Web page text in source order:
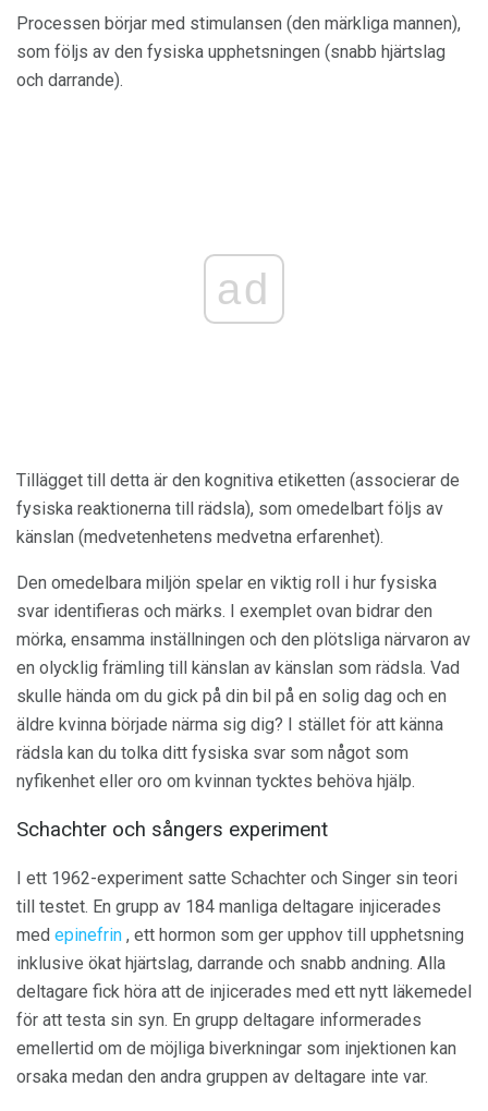
Processen börjar med stimulansen (den märkliga mannen),
som följs av den fysiska upphetsningen (snabb hjärtslag
och darrande).
ad
Tillägget till detta är den kognitiva etiketten (associerar de
fysiska reaktionerna till rädsla), som omedelbart följs av
känslan (medvetenhetens medvetna erfarenhet).
Den omedelbara miljön spelar en viktig roll i hur fysiska
svar identifieras och märks. I exemplet ovan bidrar den
mörka, ensamma inställningen och den plötsliga närvaron av
en olycklig främling till känslan av känslan som rädsla. Vad
skulle hända om du gick på din bil på en solig dag och en
äldre kvinna började närma sig dig? I stället för att känna
rädsla kan du tolka ditt fysiska svar som något som
nyfikenhet eller oro om kvinnan tycktes behöva hjälp.
Schachter och sångers experiment
I ett 1962-experiment satte Schachter och Singer sin teori
till testet. En grupp av 184 manliga deltagare injicerades
med epinefrin , ett hormon som ger upphov till upphetsning
inklusive ökat hjärtslag, darrande och snabb andning. Alla
deltagare fick höra att de injicerades med ett nytt läkemedel
för att testa sin syn. En grupp deltagare informerades
emellertid om de möjliga biverkningar som injektionen kan
orsaka medan den andra gruppen av deltagare inte var.